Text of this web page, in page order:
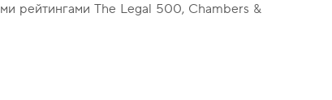
рейтингами The Legal 500, Chambers &